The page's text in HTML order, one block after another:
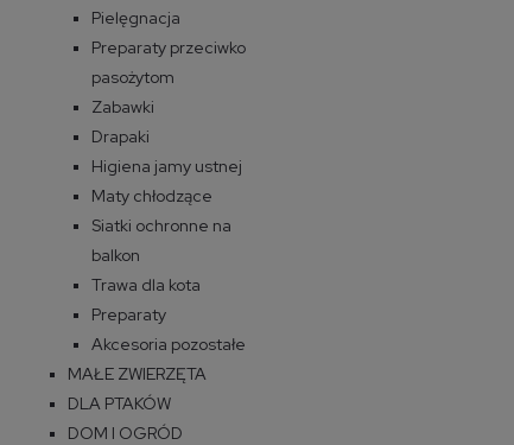
Pielęgnacja
Preparaty przeciwko
pasożytom
Zabawki
Drapaki
Higiena jamy ustnej
Maty chłodzące
Siatki ochronne na
balkon
Trawa dla kota
Preparaty
Akcesoria pozostałe
MAŁE ZWIERZĘTA
DLA PTAKÓW
DOM I OGRÓD